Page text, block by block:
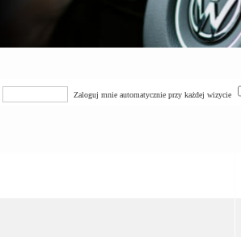
Zaloguj mnie automatycznie przy każdej wizycie